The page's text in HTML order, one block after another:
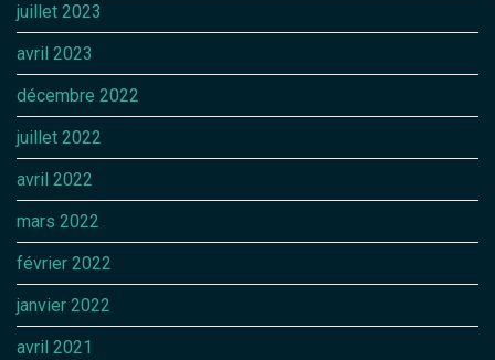
juillet 2023
avril 2023
décembre 2022
juillet 2022
avril 2022
mars 2022
février 2022
janvier 2022
avril 2021